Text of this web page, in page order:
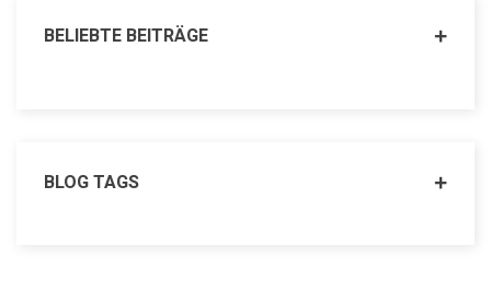
BELIEBTE BEITRÄGE
BLOG TAGS